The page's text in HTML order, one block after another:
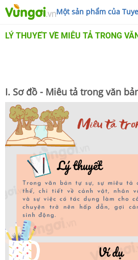
Một sản phẩm của
LÝ THUYẾT VỀ MIÊU TẢ TRONG
I. Sơ đồ - Miêu tả trong văn